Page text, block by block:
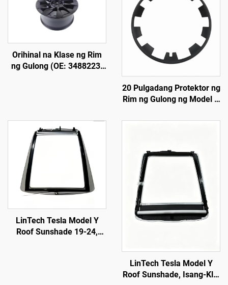
Orihinal na Klase ng Rim
ng Gulong (OE: 3488223-
Katugma sa Orihinal na
Lug Nuts at Sistema ng
Preno, Para sa Palitan at
Pag-customize
20 Pulgadang Protektor ng
Rim ng Gulong ng Model Y
LinTech Tesla Model Y
Roof Sunshade 19-24,
LinTech Tesla Model Y
Roof Sunshade, Isang-Klik